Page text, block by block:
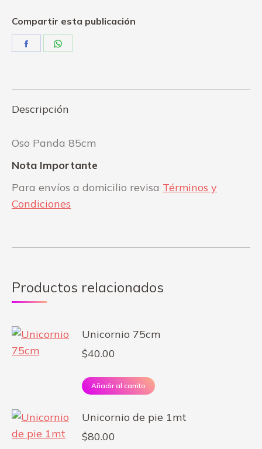
Compartir esta publicación
Share
Descripción
Oso Panda 85cm
Nota Importante
Para envíos a domicilio revisa Términos y
Condiciones
Productos relacionados
Unicornio 75cm
$40.00
Añadir al carrito
Unicornio de pie 1mt
$80.00